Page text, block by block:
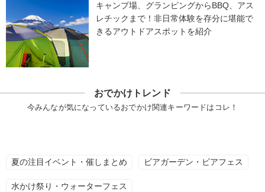
キャンプ場、グランピングからBBQ、アス
レチックまで！非日常体験を存分に堪能で
きるアウトドアスポットを紹介
おでかけトレンド
今みんなが気になっているおでかけ関連キーワードはコレ！
夏の注目イベント・催しまとめ ビアガーデン・ビアフェス
水かけ祭り・ウォーターフェス